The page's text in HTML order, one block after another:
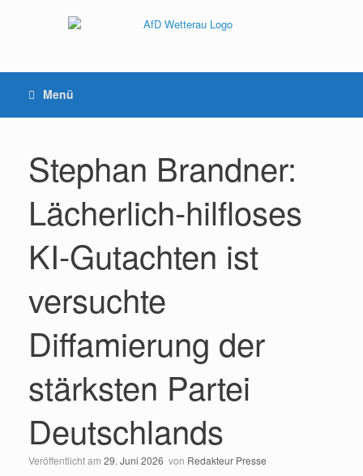
Menü
Stephan Brandner:
Lächerlich-hilfloses
KI-Gutachten ist
versuchte
Diffamierung der
stärksten Partei
Deutschlands
Veröffentlicht am 29. Juni 2026 von Redakteur Presse